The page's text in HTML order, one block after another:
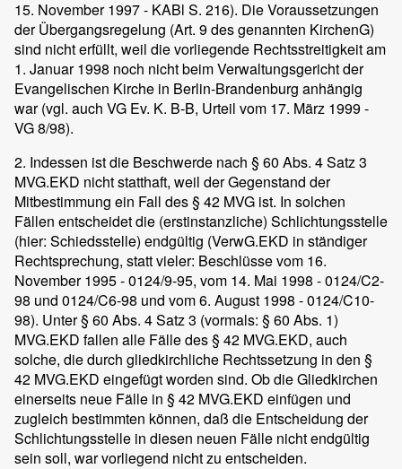
15. November 1997 - KABl S. 216). Die Voraussetzungen
der Übergangsregelung (Art. 9 des genannten KirchenG)
sind nicht erfüllt, weil die vorliegende Rechtsstreitigkeit am
1. Januar 1998 noch nicht beim Verwaltungsgericht der
Evangelischen Kirche in Berlin-Brandenburg anhängig
war (vgl. auch VG Ev. K. B-B, Urteil vom 17. März 1999 -
VG 8/98).
2. Indessen ist die Beschwerde nach § 60 Abs. 4 Satz 3
MVG.EKD nicht statthaft, weil der Gegenstand der
Mitbestimmung ein Fall des § 42 MVG ist. In solchen
Fällen entscheidet die (erstinstanzliche) Schlichtungsstelle
(hier: Schiedsstelle) endgültig (VerwG.EKD in ständiger
Rechtsprechung, statt vieler: Beschlüsse vom 16.
November 1995 - 0124/9-95, vom 14. Mai 1998 - 0124/C2-
98 und 0124/C6-98 und vom 6. August 1998 - 0124/C10-
98). Unter § 60 Abs. 4 Satz 3 (vormals: § 60 Abs. 1)
MVG.EKD fallen alle Fälle des § 42 MVG.EKD, auch
solche, die durch gliedkirchliche Rechtssetzung in den §
42 MVG.EKD eingefügt worden sind. Ob die Gliedkirchen
einerseits neue Fälle in § 42 MVG.EKD einfügen und
zugleich bestimmten können, daß die Entscheidung der
Schlichtungsstelle in diesen neuen Fälle nicht endgültig
sein soll, war vorliegend nicht zu entscheiden.